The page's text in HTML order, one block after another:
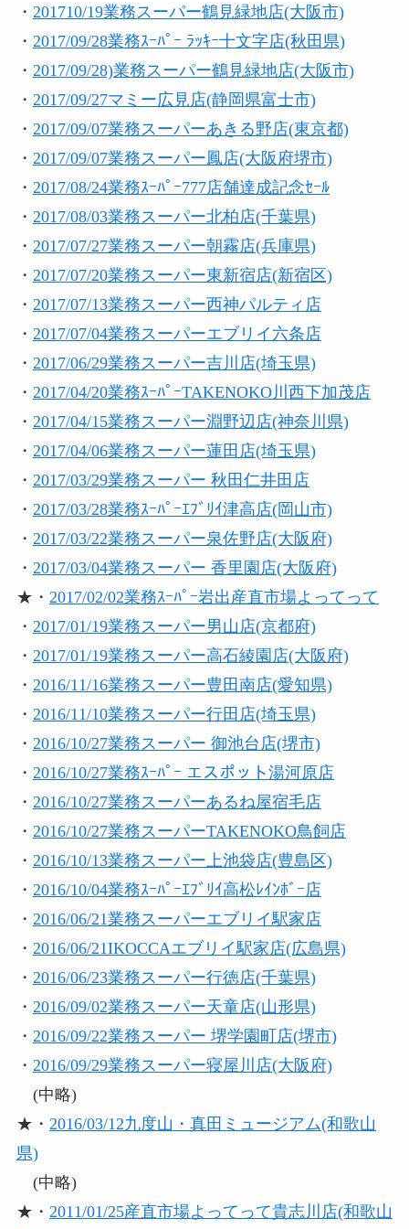
・ 201710/19業務スーパー鶴見緑地店(大阪市)
・ 2017/09/28業務ｽｰﾊﾟｰ ﾗｯｷｰ十文字店(秋田県)
・ 2017/09/28)業務スーパー鶴見緑地店(大阪市)
・ 2017/09/27マミー広見店(静岡県富士市)
・ 2017/09/07業務スーパーあきる野店(東京都)
・ 2017/09/07業務スーパー鳳店(大阪府堺市)
・ 2017/08/24業務ｽｰﾊﾟｰ777店舗達成記念ｾｰﾙ
・ 2017/08/03業務スーパー北柏店(千葉県)
・ 2017/07/27業務スーパー朝霧店(兵庫県)
・ 2017/07/20業務スーパー東新宿店(新宿区)
・ 2017/07/13業務スーパー西神パルティ店
・ 2017/07/04業務スーパーエブリイ六条店
・ 2017/06/29業務スーパー吉川店(埼玉県)
・ 2017/04/20業務ｽｰﾊﾟｰTAKENOKO川西下加茂店
・ 2017/04/15業務スーパー淵野辺店(神奈川県)
・ 2017/04/06業務スーパー蓮田店(埼玉県)
・ 2017/03/29業務スーパー 秋田仁井田店
・ 2017/03/28業務ｽｰﾊﾟｰｴﾌﾞﾘｲ津高店(岡山市)
・ 2017/03/22業務スーパー泉佐野店(大阪府)
・ 2017/03/04業務スーパー 香里園店(大阪府)
★・ 2017/02/02業務ｽｰﾊﾟｰ岩出産直市場よってって
・ 2017/01/19業務スーパー男山店(京都府)
・ 2017/01/19業務スーパー高石綾園店(大阪府)
・ 2016/11/16業務スーパー豊田南店(愛知県)
・ 2016/11/10業務スーパー行田店(埼玉県)
・ 2016/10/27業務スーパー 御池台店(堺市)
・ 2016/10/27業務ｽｰﾊﾟｰ エスポット湯河原店
・ 2016/10/27業務スーパーあるね屋宿毛店
・ 2016/10/27業務スーパーTAKENOKO鳥飼店
・ 2016/10/13業務スーパー上池袋店(豊島区)
・ 2016/10/04業務ｽｰﾊﾟｰｴﾌﾞﾘｲ高松ﾚｲﾝﾎﾞｰ店
・ 2016/06/21業務スーパーエブリイ駅家店
・ 2016/06/21IKOCCAエブリイ駅家店(広島県)
・ 2016/06/23業務スーパー行徳店(千葉県)
・ 2016/09/02業務スーパー天童店(山形県)
・ 2016/09/22業務スーパー 堺学園町店(堺市)
・ 2016/09/29業務スーパー寝屋川店(大阪府)
(中略)
★・ 2016/03/12九度山・真田ミュージアム(和歌山
県)
(中略)
★・ 2011/01/25産直市場よってって貴志川店(和歌山